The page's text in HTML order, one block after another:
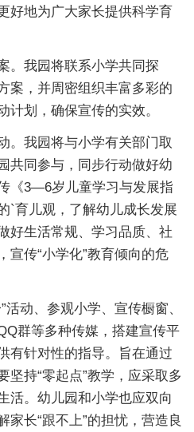
好地为广大家长提供科学育
我园将联系小学共同探
案，并周密组织丰富多彩的
计划，确保宣传的实效。
我园将与小学有关部门取
共同参与，同步行动做好幼
《3—6岁儿童学习与发展指
`育儿观，了解幼儿成长发展
好生活常规、学习品质、社
宣传“小学化”教育倾向的危
动、参观小学、宣传橱窗、
群等多种传媒，搭建宣传平
有针对性的指导。旨在通过
坚持“零起点”教学，应采取多
活。幼儿园和小学也应双向
家长“跟不上”的担忧，营造良